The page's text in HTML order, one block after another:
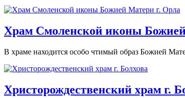
Храм Смоленской иконы
В храме находится особо чтимый образ Божией
Христорождественский храм г.